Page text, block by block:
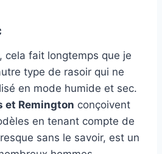
cela fait longtemps que je
type de rasoir qui ne
en mode humide et sec.
et Remington conçoivent
en tenant compte de
sans le savoir, est un